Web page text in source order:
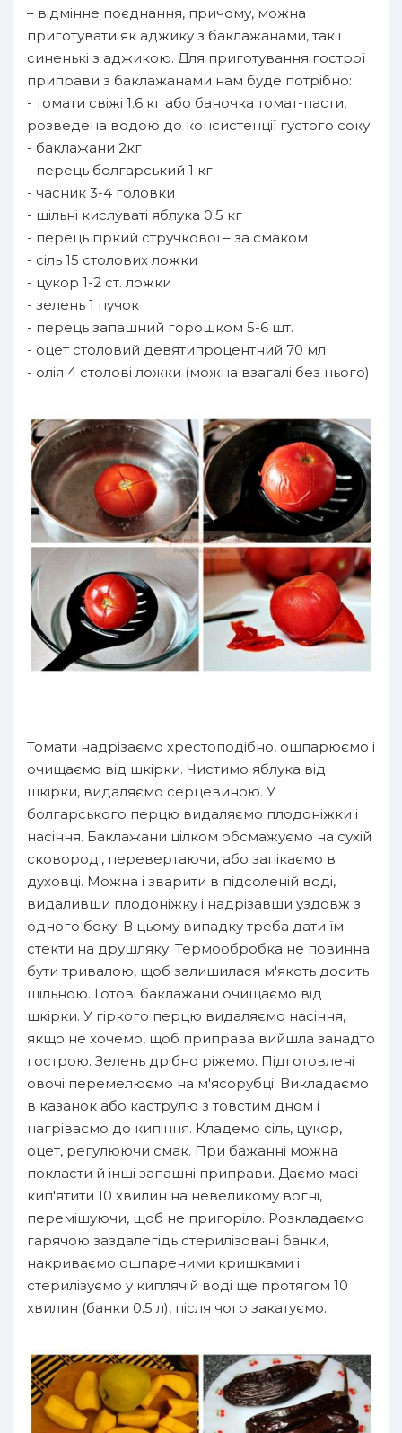
– відмінне поєднання, причому, можна
приготувати як аджику з баклажанами, так і
синенькі з аджикою. Для приготування гострої
приправи з баклажанами нам буде потрібно:
- томати свіжі 1.6 кг або баночка томат-пасти,
розведена водою до консистенції густого соку
- баклажани 2кг
- перець болгарський 1 кг
- часник 3-4 головки
- щільні кислуваті яблука 0.5 кг
- перець гіркий стручкової – за смаком
- сіль 15 столових ложки
- цукор 1-2 ст. ложки
- зелень 1 пучок
- перець запашний горошком 5-6 шт.
- оцет столовий девятипроцентний 70 мл
- олія 4 столові ложки (можна взагалі без нього)
Томати надрізаємо хрестоподібно, ошпарюємо і
очищаємо від шкірки. Чистимо яблука від
шкірки, видаляємо серцевиною. У
болгарського перцю видаляємо плодоніжки і
насіння. Баклажани цілком обсмажуємо на сухій
сковороді, перевертаючи, або запікаємо в
духовці. Можна і зварити в підсоленій воді,
видаливши плодоніжку і надрізавши уздовж з
одного боку. В цьому випадку треба дати їм
стекти на друшляку. Термообробка не повинна
бути тривалою, щоб залишилася м'якоть досить
щільною. Готові баклажани очищаємо від
шкірки. У гіркого перцю видаляємо насіння,
якщо не хочемо, щоб приправа вийшла занадто
гострою. Зелень дрібно ріжемо. Підготовлені
овочі перемелюємо на м'ясорубці. Викладаємо
в казанок або каструлю з товстим дном і
нагріваємо до кипіння. Кладемо сіль, цукор,
оцет, регулюючи смак. При бажанні можна
покласти й інші запашні приправи. Даємо масі
кип'ятити 10 хвилин на невеликому вогні,
перемішуючи, щоб не пригоріло. Розкладаємо
гарячою заздалегідь стерилізовані банки,
накриваємо ошпареними кришками і
стерилізуємо у киплячій воді ще протягом 10
хвилин (банки 0.5 л), після чого закатуємо.